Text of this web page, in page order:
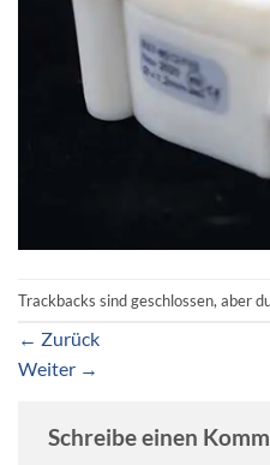
Trackbacks sind geschlossen, aber
← Zurück
Weiter →
Schreibe einen